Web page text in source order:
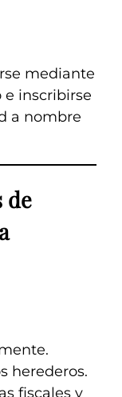
mediante
inscribirse
a nombre
de
herederos.
fiscales y